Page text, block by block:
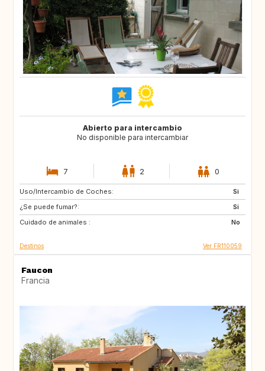
Abierto para intercambio
No disponible para intercambiar
7 2 0
Uso/Intercambio de Coches:
Si
¿Se puede fumar?:
Si
Cuidado de animales :
No
NL
Destinos Ver FR110059
Faucon
Francia